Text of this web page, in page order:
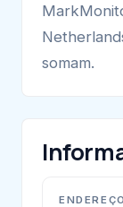
somam.